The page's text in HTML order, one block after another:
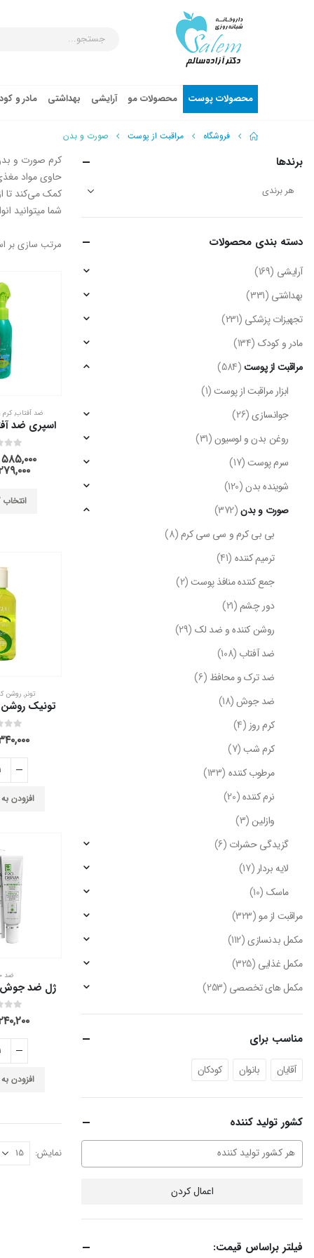
محصولات پوست محصولات مو آرایشی بهداشتی مادر و
فروشگاه مراقبت از پوست صورت و بدن
کرم صورت و
کمک می‌کند تا
شما میتوانید
مرتب سازی بر
ضد آفتاب,
0
out of 5
۵۸۵,۰۰۰
انتخاب
تونر,روشن
افزودن
ضد
0
out of 5
افزودن
نمایش:
برندها
دسته‌ بندی محصولات
آرایشی (169)
بهداشتی (331)
تجهیزات پزشکی (231)
مادر و کودک (134)
مراقبت از پوست(584)
ابزار مراقبت از پوست(1)
جوانسازی(26)
روغن بدن و لوسیون(31)
سرم پوست(17)
شوینده بدن(120)
صورت و بدن(372)
بی بی کرم و سی سی کرم(8)
ترمیم کننده (41)
جمع کننده منافذ پوست(2)
دور چشم(21)
روشن کننده و ضد لک (29)
ضد آفتاب (108)
ضد ترک و محافظ (6)
ضد جوش (18)
کرم روز (4)
کرم شب (7)
مرطوب کننده (133)
نرم کننده(20)
وازلین (3)
گزیدگی حشرات (6)
لایه بردار (17)
ماسک (10)
مراقبت از مو(323)
مکمل بدنسازی(112)
مکمل غذایی (325)
مکمل های تخصصی (253)
مناسب برای
آقایان بانوان کودکان
کشور تولید کننده
اعمال کردن
فیلتر براساس قیمت: